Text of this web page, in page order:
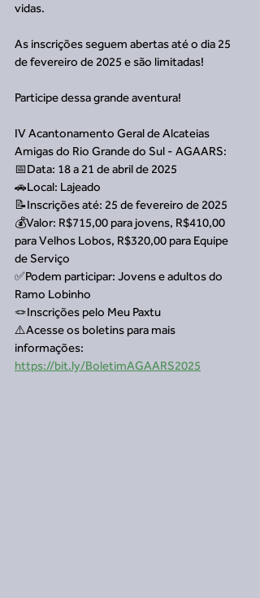
vidas.
As inscrições seguem abertas até o dia 25
de fevereiro de 2025 e são limitadas!
Participe dessa grande aventura!
IV Acantonamento Geral de Alcateias
Amigas do Rio Grande do Sul - AGAARS:
📅Data: 18 a 21 de abril de 2025
🚗Local: Lajeado
📝Inscrições até: 25 de fevereiro de 2025
💰Valor: R$715,00 para jovens, R$410,00
para Velhos Lobos, R$320,00 para Equipe
de Serviço
✅Podem participar: Jovens e adultos do
Ramo Lobinho
🪢Inscrições pelo Meu Paxtu
⚠️Acesse os boletins para mais
informações:
https://bit.ly/BoletimAGAARS2025